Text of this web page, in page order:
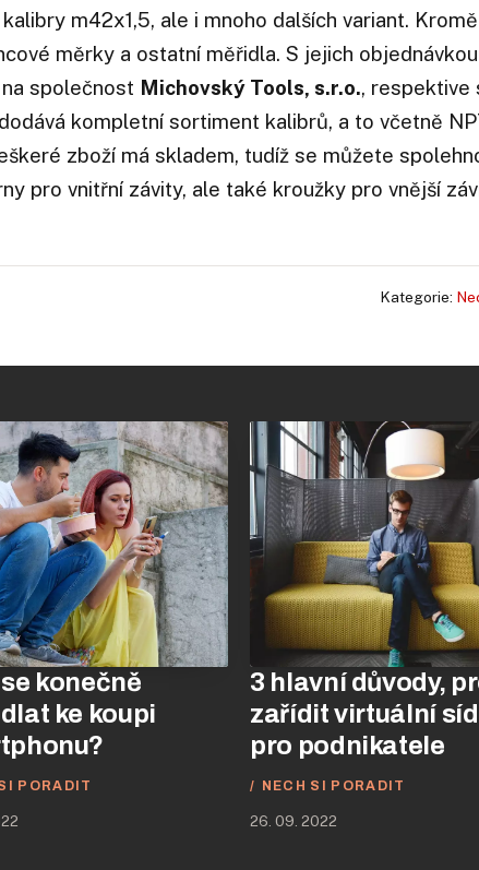
m42x1,5, ale i mnoho dalších variant.
měrky a ostatní měřidla. S jejich objednávkou
společnost Michovský Tools, s.r.o., respektive
kompletní sortiment kalibrů, a to včetně
zboží má skladem, tudíž se můžete
pro vnitřní závity, ale také kroužky pro vnější
Kategorie:
konečně
ke koupi
PORADIT
3 hlavní důvody,
zařídit virtuální
pro podnikatele
NECH SI PORADIT
26. 09. 2022